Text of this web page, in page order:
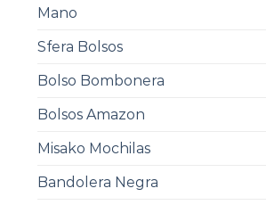
Mano
Sfera Bolsos
Bolso Bombonera
Bolsos Amazon
Misako Mochilas
Bandolera Negra